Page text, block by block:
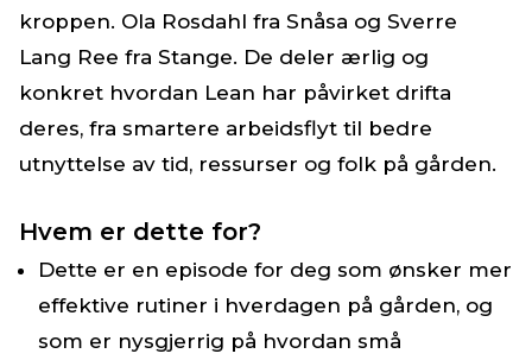
kroppen. Ola Rosdahl fra Snåsa og Sverre
Lang Ree fra Stange. De deler ærlig og
konkret hvordan Lean har påvirket drifta
deres, fra smartere arbeidsflyt til bedre
utnyttelse av tid, ressurser og folk på gården.
Hvem er dette for?
Dette er en episode for deg som ønsker mer
effektive rutiner i hverdagen på gården, og
som er nysgjerrig på hvordan små